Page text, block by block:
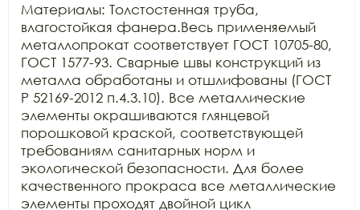
Материалы: Толстостенная труба,
влагостойкая фанера.Весь применяемый
металлопрокат соответствует ГОСТ 10705-80,
ГОСТ 1577-93. Сварные швы конструкций из
металла обработаны и отшлифованы (ГОСТ
Р 52169-2012 п.4.3.10). Все металлические
элементы окрашиваются глянцевой
порошковой краской, соответствующей
требованиям санитарных норм и
экологической безопасности. Для более
качественного прокраса все металлические
элементы проходят двойной цикл